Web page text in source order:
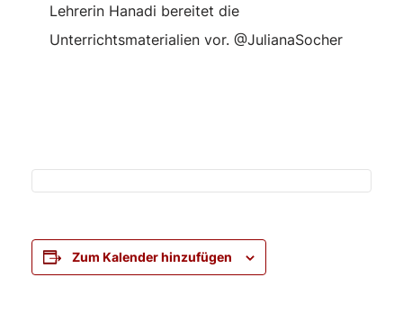
Lehrerin Hanadi bereitet die
Unterrichtsmaterialien vor. @JulianaSocher
Zum Kalender hinzufügen